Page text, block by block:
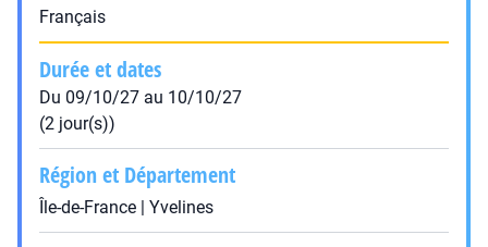
Français
Durée et dates
Du 09/10/27 au 10/10/27
(2 jour(s))
Région et Département
Île-de-France | Yvelines